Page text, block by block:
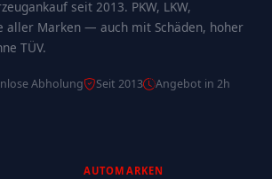
seit 2013. PKW, LKW,
aller Marken — auch mit Schäden, hoher
TÜV.
Abholung Seit 2013 Angebot in 2h
AUTOMARKEN